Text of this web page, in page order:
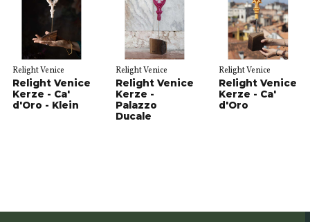
Relight Venice
Relight Venice
Kerze - Ca'
d'Oro - Klein
Relight Venice
Relight Venice
Kerze -
Palazzo
Ducale
Relight Venice
Relight Venice
Kerze - Ca'
d'Oro